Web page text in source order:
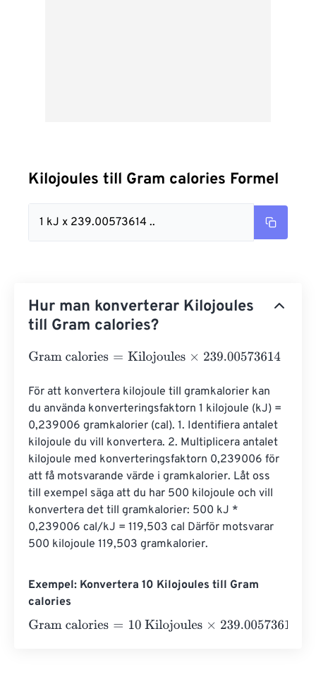
Kilojoules till Gram calories Formel
1 kJ x 239.00573614 ..
Hur man konverterar Kilojoules
till Gram calories?
Gram calories=Kilojoules×239.00573614
För att konvertera kilojoule till gramkalorier kan
du använda konverteringsfaktorn 1 kilojoule (kJ) =
0,239006 gramkalorier (cal). 1. Identifiera antalet
kilojoule du vill konvertera. 2. Multiplicera antalet
kilojoule med konverteringsfaktorn 0,239006 för
att få motsvarande värde i gramkalorier. Låt oss
till exempel säga att du har 500 kilojoule och vill
konvertera det till gramkalorier: 500 kJ *
0,239006 cal/kJ = 119,503 cal Därför motsvarar
500 kilojoule 119,503 gramkalorier.
Exempel: Konvertera 10 Kilojoules till Gram
calories
Gram calories=10 Kilojoules×239.00573614=